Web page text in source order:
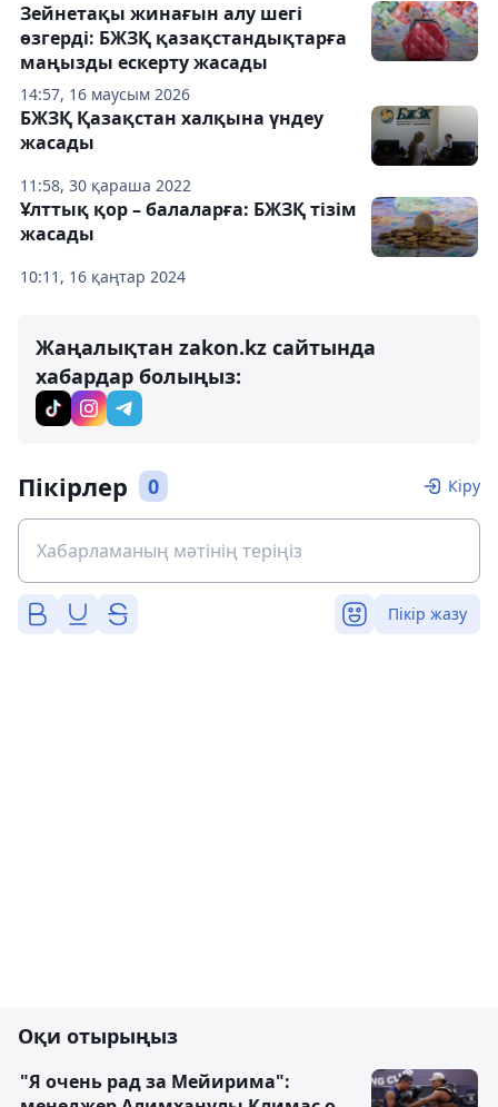
14:57, 16 маусым 2026
Зейнетақы жинағын алу шегі
өзгерді: БЖЗҚ қазақстандықтарға
маңызды ескерту жасады
11:58, 30 қараша 2022
БЖЗҚ Қазақстан халқына үндеу
жасады
10:11, 16 қаңтар 2024
Ұлттық қор – балаларға: БЖЗҚ тізім
жасады
Жаңалықтан zakon.kz сайтында
хабардар болыңыз:
Пікірлер 0 Кіру
Пікір жазу
Оқи отырыңыз
"Я очень рад за Мейирима":